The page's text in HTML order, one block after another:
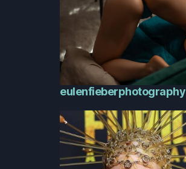
eulenfieberphotography